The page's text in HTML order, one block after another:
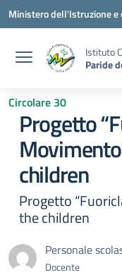
Vai ai contenuti
Vai al menu di navigazione
Vai al footer
Ministero dell'Istruzione e
Istituto
Paride
Circolare 30
Progetto
children
Progetto
the children
Personale
Docente